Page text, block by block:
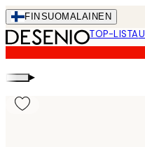
Skip
to
main
content.
FIN SUOMALAINEN
TOP-LISTA
▸